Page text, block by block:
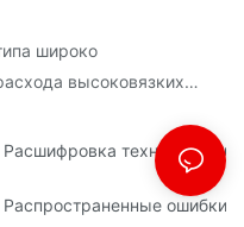
широко
высоковязких
рекомендации по
Расшифровка технологии,
установке
Распространенные ошибки,